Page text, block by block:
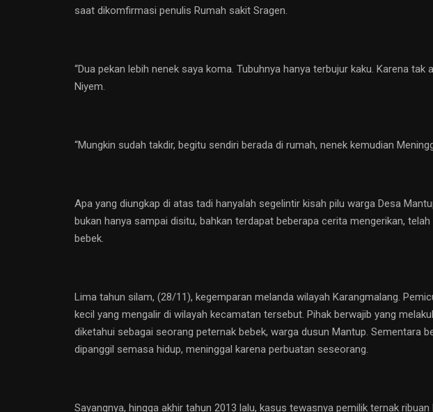
saat dikomfirmasi penulis Rumah sakit Sragen.
“Dua pekan lebih nenek saya koma. Tubuhnya hanya terbujur kaku. Karena
Niyem.
“Mungkin sudah takdir, begitu sendiri berada di rumah, nenek kemudian
Apa yang diungkap di atas tadi hanyalah segelintir kisah pilu warga Desa
bukan hanya sampai disitu, bahkan terdapat beberapa cerita mengerikan,
bebek.
Lima tahun silam, (28/11), kegemparan melanda wilayah Karangmalang.
kecil yang mengalir di wilayah kecamatan tersebut. Pihak berwajib yang
diketahui sebagai seorang peternak bebek, warga dusun Mantup. Sementara
dipanggil semasa hidup, meninggal karena perbuatan seseorang.
Sayangnya, hingga akhir tahun 2013 lalu, kasus tewasnya pemilik ternak